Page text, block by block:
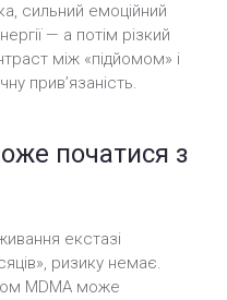
сильний емоційний
— а потім різкий
між «підйомом» і
прив’язаність.
початися з
екстазі
ризику немає.
MDMA може